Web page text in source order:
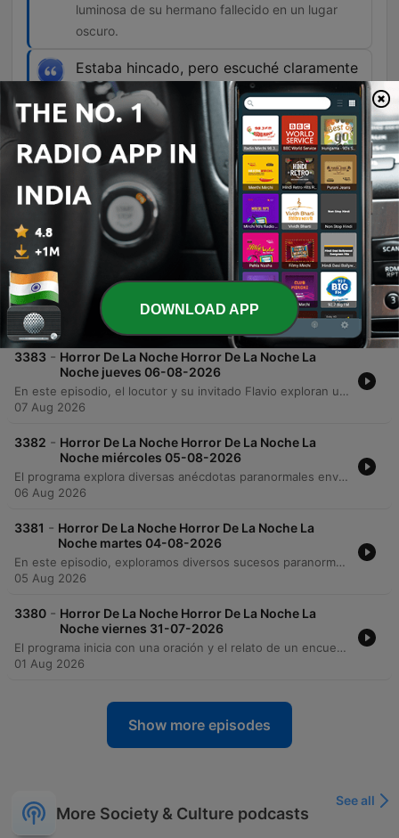
luminosa de su hermano fallecido en un lugar
oscuro.
Estaba hincado, pero escuché claramente
unos tacones que se acercaron conmigo.
00:57:26 · El invitado relata haber escuchado
pasos de tacones acercándose a él mientras
trabajaba de noche sin ver a nadie.
Episodes
3384 -
Horror De La Noche Horror De La Noche La
Noche viernes 07-08-2026
Flavio Arenas presenta una serie de experiencias paranormales que trascienden la muerte, incluyendo sueños premonitorios y encuentros con presencias inexplicables. Un médico relata cómo sus diagnósticos oníricos junto a seres misteriosos se manifestaron en la realidad, mientras otros testimonios exploran apariciones de familiares fallecidos y fenómenos extraños presenciados por oficiales de policía. El episodio profundiza en relatos de visitas del más allá, desde voces de seres queridos que anuncian noticias familiares hasta sensaciones físicas de presencias en el hogar. Los invitados comparten encuentros impactantes con figuras misteriosas y sonidos inexplicables, cerrando con una petición de luz para diversas almas.
08 Aug 2026
3383 - Horror De La Noche Horror De La Noche La
Noche jueves 06-08-2026
En este episodio, el locutor y su invitado Flavio exploran una serie de relatos paranormales que abarcan desde experiencias con curanderismo y limpiezas espirituales hasta apariciones infantiles en vehículos. Se detallan sucesos extraños ocurridos en prisiones y la presencia de entidades en diversas zonas de Aguascalientes. El programa también integra testimonios de oyentes sobre fenómenos celestiales, como meteoritos y luces inexplicables, así como encuentros con presencias en fábricas y hogares. La emisión concluye con una reflexión sobre la brevedad de la vida y una petición colectiva de luz y protección espiritual para los asistentes.
07 Aug 2026
3382 - Horror De La Noche Horror De La Noche La
Noche miércoles 05-08-2026
El programa explora diversas anécdotas paranormales enviadas por la audiencia, que incluyen desde avistamientos de nahuales y presencias animales hasta experiencias inquietantes en clínicas médicas y tiendas de conveniencia. A través de relatos sobre encuentros con entidades, restos óseos utilizados en estudios de anatomía y fenómenos visuales o auditivos, se analizan las fronteras entre lo físico y lo espiritual. El conductor también reflexiona sobre el sufrimiento de las almas en el purgatorio, la posibilidad de que desequilibrios emocionales nos acerquen a frecuencias espirituales y explicaciones médicas para fenómenos nocturnos. El episodio aborda creencias populares sobre presagios de muerte y la naturaleza transitoria de la existencia.
06 Aug 2026
3381 - Horror De La Noche Horror De La Noche La
Noche martes 04-08-2026
En este episodio, exploramos diversos sucesos paranormales y encuentros espirituales, desde manifestaciones en la Universidad Autónoma vinculadas a prácticas de anatomía hasta relatos de presencias en reuniones familiares. El programa también aborda historias de ayuda espiritual tras accidentes, avistamientos de entidades masivas en Aguascalientes y testimonios sobre dones espirituales y lenguas desconocidas.
05 Aug 2026
3380 - Horror De La Noche Horror De La Noche La
Noche viernes 31-07-2026
El programa inicia con una oración y el relato de un encuentro con un perro misterioso en la colonia México, seguido de experiencias sobre presencias extrañas en edificios universitarios y laboratorios de morfología. A través de diversas anécdotas, se exploran encuentros con entidades deformes en la zona de Plazuelas y apariciones en la calle Alameda. Asimismo, se discuten reflexiones sobre la percepción espiritual frente a causas médicas ante síntomas de desgano físico, concluyendo el episodio con una petición de luz por varios difuntos.
01 Aug 2026
Show more episodes
More Society & Culture podcasts
See all
DOWNLOAD APP